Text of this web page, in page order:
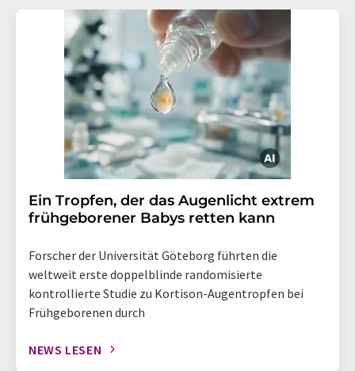
Ein Tropfen, der das Augenlicht extrem
frühgeborener Babys retten kann
Forscher der Universität Göteborg führten die
weltweit erste doppelblinde randomisierte
kontrollierte Studie zu Kortison-Augentropfen bei
Frühgeborenen durch
NEWS LESEN